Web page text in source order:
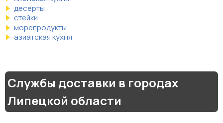
десерты
стейки
морепродукты
азиатская кухня
Службы доставки в городах
Липецкой области